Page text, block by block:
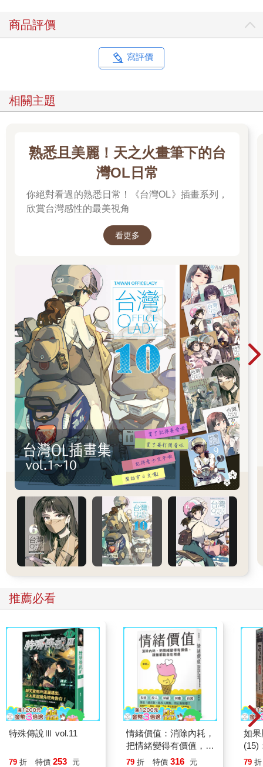
商品評價
寫評價
相關主題
熟悉且美麗！天之火畫筆下的台
灣OL日常
你絕對看過的熟悉日常！《台灣OL》插畫系列，
欣賞台灣感性的最美視角
看更多
推薦必看
特殊傳說Ⅲ vol.11
79 折 特價 253 元
情緒價值：消除內耗，
把情緒變得有價值，跟
誰都能自在相處
79 折 特價 316 元
如
(15)
貓
79 折